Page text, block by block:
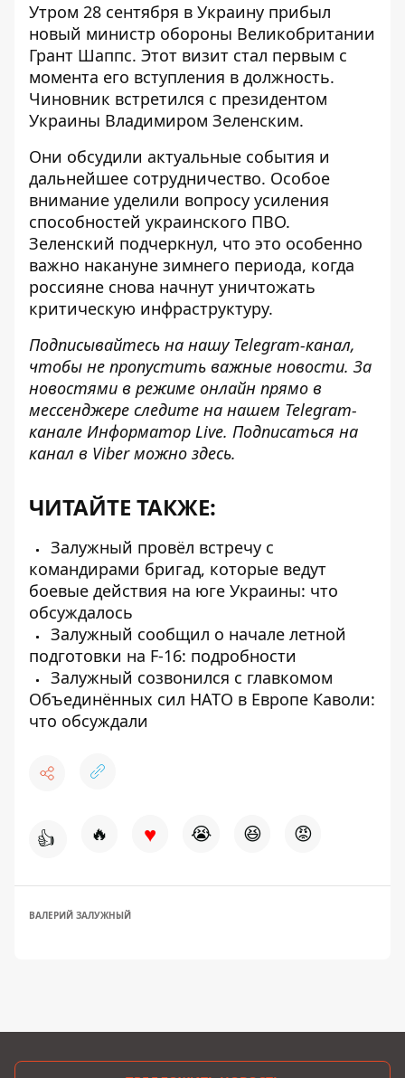
Утром 28 сентября в Украину прибыл
новый министр обороны Великобритании
Грант Шаппс. Этот визит стал первым с
момента его вступления в должность.
Чиновник встретился с президентом
Украины Владимиром Зеленским.
Они обсудили актуальные события и
дальнейшее сотрудничество. Особое
внимание уделили вопросу усиления
способностей украинского ПВО.
Зеленский подчеркнул, что это особенно
важно накануне зимнего периода, когда
россияне снова начнут уничтожать
критическую инфраструктуру.
Подписывайтесь на нашу Telegram-канал,
чтобы не пропустить важные новости. За
новостями в режиме онлайн прямо в
мессенджере следите на нашем Telegram-
канале Информатор Live. Подписаться на
канал в Viber можно здесь.
ЧИТАЙТЕ ТАКЖЕ:
Залужный провёл встречу с
командирами бригад, которые ведут
боевые действия на юге Украины: что
обсуждалось
Залужный сообщил о начале летной
подготовки на F-16: подробности
Залужный созвонился с главкомом
Объединённых сил НАТО в Европе Каволи:
что обсуждали
👍 🔥 ♥ 😭 😆 😡
ВАЛЕРИЙ ЗАЛУЖНЫЙ